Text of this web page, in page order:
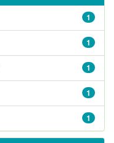
1
1
1
1
1